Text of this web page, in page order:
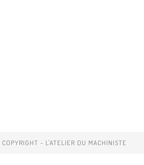
COPYRIGHT - L'ATELIER DU MACHINISTE